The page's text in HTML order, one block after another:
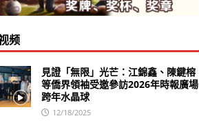
频
見證「無限」光芒：江錦鑫、陳鍵榕
等僑界領袖受邀參訪2026年時報廣場
跨年水晶球
12/18/2025